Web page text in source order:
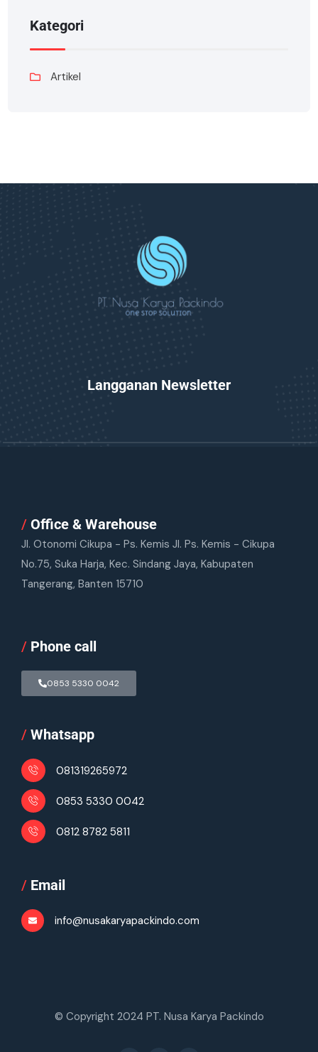
Kategori
Artikel
Langganan Newsletter
/ Office & Warehouse
Jl. Otonomi Cikupa - Ps. Kemis Jl. Ps. Kemis - Cikupa
No.75, Suka Harja, Kec. Sindang Jaya, Kabupaten
Tangerang, Banten 15710
/ Phone call
0853 5330 0042
/ Whatsapp
081319265972
0853 5330 0042
0812 8782 5811
/ Email
info@nusakaryapackindo.com
© Copyright 2024 PT. Nusa Karya Packindo